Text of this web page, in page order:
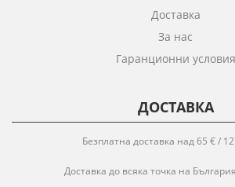
Доставка
За нас
Гаранционни условия
ДОСТАВКА
Безплатна доставка над 65 € /
Доставка до всяка точка на